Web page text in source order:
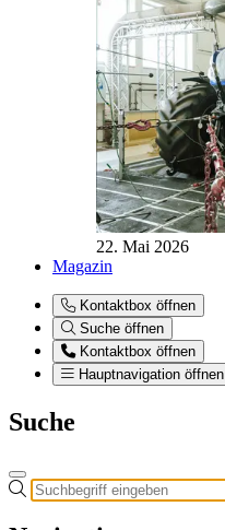
22. Mai 2026
Magazin
Kontaktbox öffnen
Suche öffnen
Kontaktbox öffnen
Hauptnavigation öffnen
Suche